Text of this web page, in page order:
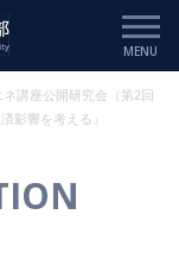
講座公開研究会（第2回
影響を考える』